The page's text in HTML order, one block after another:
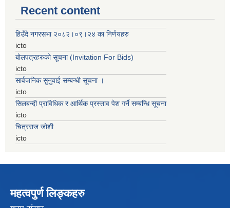
Recent content
हिउँदे नगरसभा २०८२।०९।२४ का निर्णयहरु
icto
बोलपत्रहरुको सूचना (Invitation For Bids)
icto
सार्वजनिक सुनुवाई सम्बन्धी सूचना ।
icto
सिलबन्दी प्राविधिक र आर्थिक प्रस्ताव पेश गर्ने सम्बन्धि सूचना
icto
चित्रराज जोशी
icto
महत्वपुर्ण लिङ्कहरु